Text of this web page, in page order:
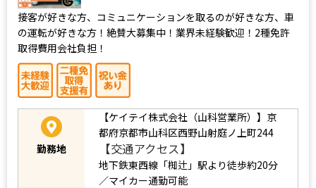
接客が好きな方、コミュニケーションを取るのが好きな方、車
の運転が好きな方！絶賛大募集中！業界未経験歓迎！2種免許
取得費用会社負担！
勤務地
【ケイテイ株式会社（山科営業所）】京
都府京都市山科区西野山射庭ノ上町244
【交通アクセス】
地下鉄東西線「椥辻」駅より徒歩約20分
／マイカー通勤可能